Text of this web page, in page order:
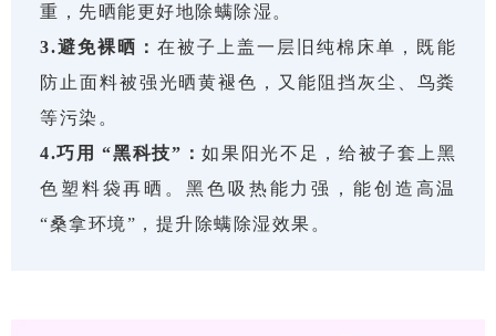
重，先晒能更好地除螨除湿。
3.避免裸晒： 在被子上盖一层旧纯棉床单，既能
防止面料被强光晒黄褪色，又能阻挡灰尘、鸟粪
等污染。
4.巧用 “黑科技”：如果阳光不足，给被子套上黑
色塑料袋再晒。黑色吸热能力强，能创造高温
“桑拿环境”，提升除螨除湿效果。